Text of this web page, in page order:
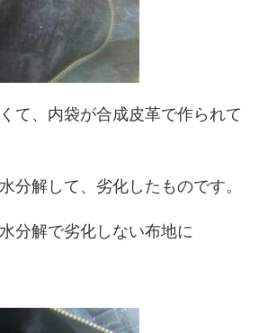
て、内袋が合成皮革で作られて
分解して、劣化したものです。
分解で劣化しない布地に